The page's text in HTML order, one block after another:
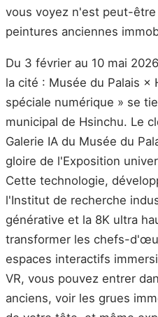
vous voyez n'est peut-
peintures anciennes
Du 3 février au 10 mai
la cité : Musée du Palais ×
spéciale numérique » se
municipal de Hsinchu. Le
Galerie IA du Musée du
gloire de l'Exposition
Cette technologie,
l'Institut de recherche
générative et la 8K ultra
transformer les chefs-
espaces interactifs
VR, vous pouvez entrer
anciens, voir les grues